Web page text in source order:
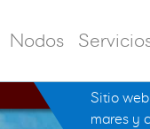
Nodos
Sitio
mares y